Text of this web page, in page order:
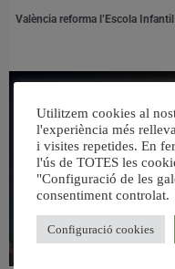
València reforma l’Escola
Utilitzem cookies al
l'experiència més
i visites repetides. En
l'ús de TOTES les
"Configuració de les
consentiment controlat.
Configuració cookies